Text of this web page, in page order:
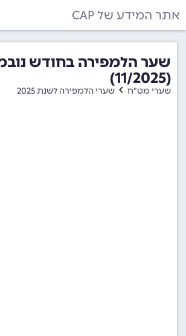
אתר המידע של CAP
(11/2025)
שערי מט"ח שערי הלמפירה לשנת 2025